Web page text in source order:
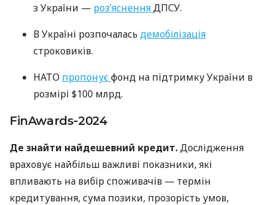
з України — роз’ясненняДПСУ.
В Україні розпочалась демобілізація
строковиків.
НАТО пропонуєфонд на підтримку України в
розмірі $100 млрд.
FinAwards-2024
Де знайти найдешевний кредит.Дослідження
враховує найбільш важливі показники, які
впливають на вибір споживачів — термін
кредитування, сума позики, прозорість умов,